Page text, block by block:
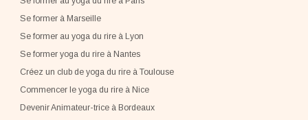
Se former à Marseille
Se former au yoga du rire à Lyon
Se former yoga du rire à Nantes
Créez un club de yoga du rire à Toulouse
Commencer le yoga du rire à Nice
Devenir Animateur-trice à Bordeaux